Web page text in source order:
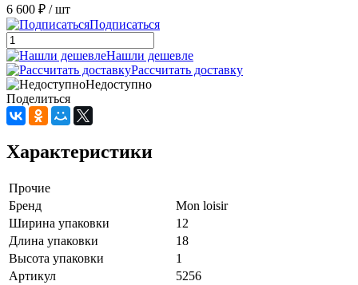
6 600 ₽ / шт
Подписаться
Нашли дешевле
Рассчитать доставку
Недоступно
Поделиться
Характеристики
Прочие
Бренд
Mon loisir
Ширина упаковки
12
Длина упаковки
18
Высота упаковки
1
Артикул
5256